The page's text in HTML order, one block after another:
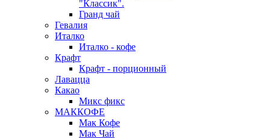
"Классик".
Гранд чай
Гевалия
Италко
Италко - кофе
Крафт
Крафт - порционный
Лавацца
Какао
Микс фикс
МАККОФЕ
Мак Кофе
Мак Чай